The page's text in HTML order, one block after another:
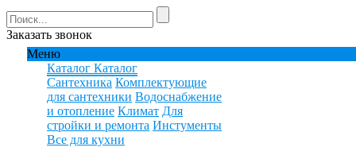
Заказать звонок
Меню
Каталог Каталог
Сантехника Комплектующие
для сантехники Водоснабжение
и отопление Климат Для
стройки и ремонта Инстументы
Все для кухни